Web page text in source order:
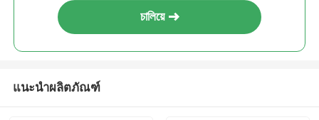
চালিয়ে
แนะนำผลิตภัณฑ์